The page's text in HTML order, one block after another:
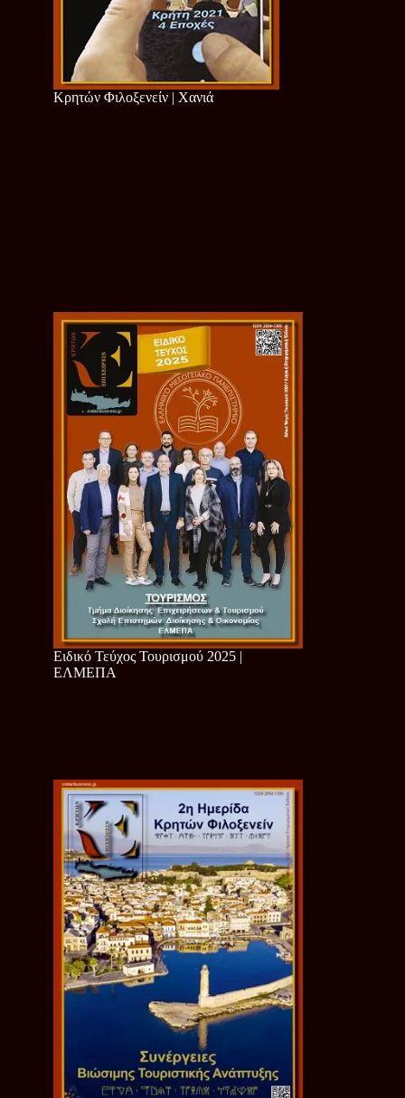
Κρητών Φιλοξενείν | Χανιά
Ειδικό Τεύχος Τουρισμού 2025 |
ΕΛΜΕΠΑ